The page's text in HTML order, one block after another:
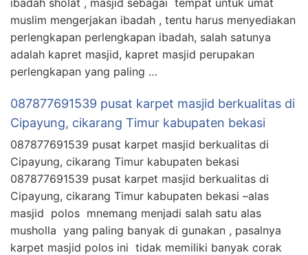
muslim mengerjakan ibadah , tentu harus menyediakan
perlengkapan perlengkapan ibadah, salah satunya
adalah kapret masjid, kapret masjid perupakan
perlengkapan yang paling …
087877691539 pusat karpet masjid berkualitas di
Cipayung, cikarang Timur kabupaten bekasi
087877691539 pusat karpet masjid berkualitas di
Cipayung, cikarang Timur kabupaten bekasi
087877691539 pusat karpet masjid berkualitas di
Cipayung, cikarang Timur kabupaten bekasi –alas
masjid polos mnemang menjadi salah satu alas
musholla yang paling banyak di gunakan , pasalnya
karpet masjid polos ini tidak memiliki banyak corak